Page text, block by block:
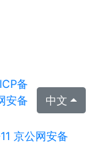
备
安备
中文
京公网安备